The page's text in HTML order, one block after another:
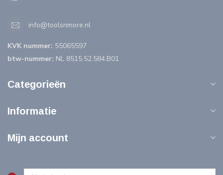
info@toolsnmore.nl
KVK nummer: 55065597
btw-nummer: NL 8515.52.584.B01
Categorieën
Informatie
Mijn account